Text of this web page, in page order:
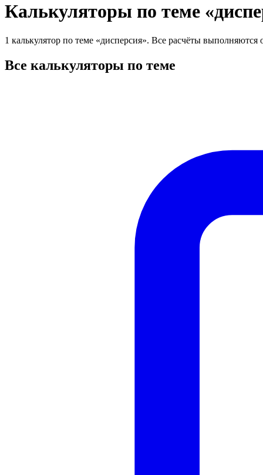
Калькуляторы по теме
1 калькулятор по теме «дисперсия». Все расчёты выполняются
Все калькуляторы по теме